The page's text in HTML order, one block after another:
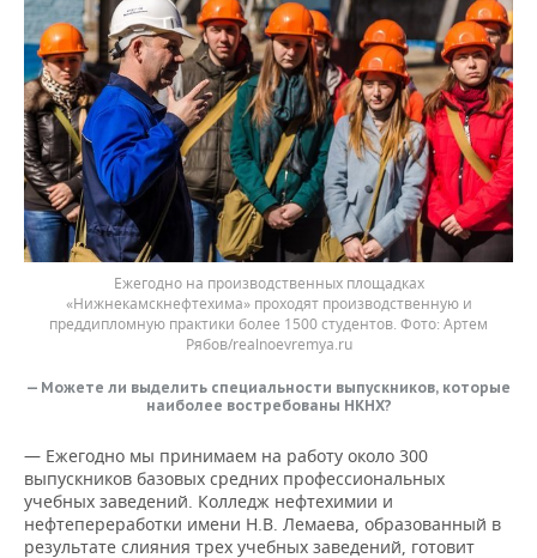
Ежегодно на производственных площадках
«Нижнекамскнефтехима» проходят производственную и
преддипломную практики более 1500 студентов. Фото: Артем
Рябов/realnoevremya.ru
— Можете ли выделить специальности выпускников, которые
наиболее востребованы НКНХ?
— Ежегодно мы принимаем на работу около 300
выпускников базовых средних профессиональных
учебных заведений. Колледж нефтехимии и
нефтепереработки имени Н.В. Лемаева, образованный в
результате слияния трех учебных заведений, готовит